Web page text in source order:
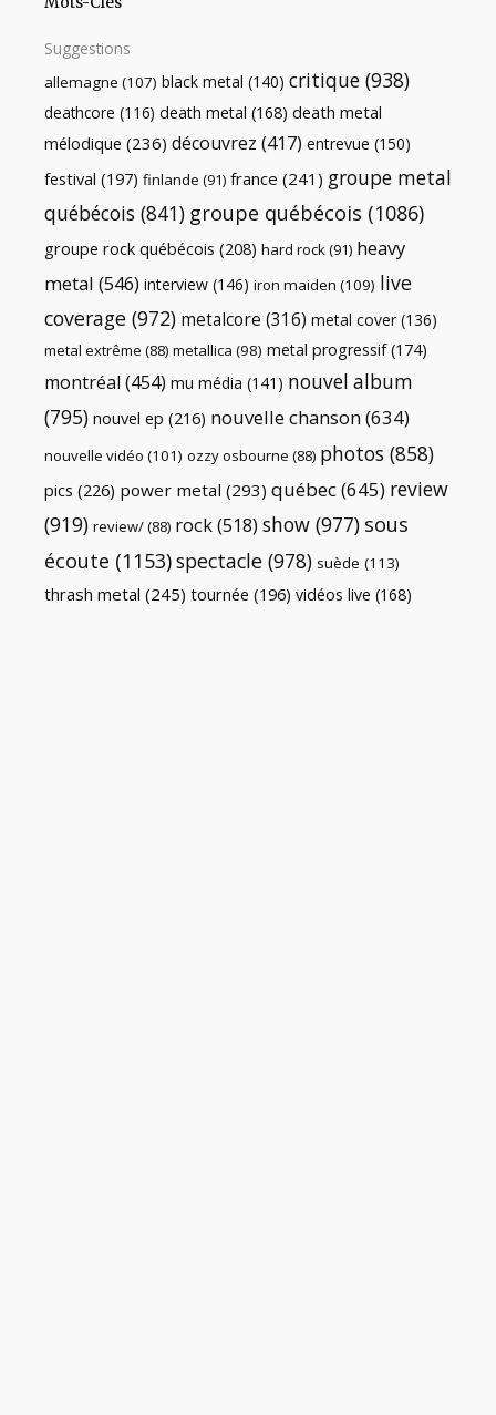
Suggestions
allemagne (107) black metal (140) critique (938)
deathcore (116) death metal (168) death metal
mélodique (236) découvrez (417) entrevue (150)
festival (197) finlande (91) france (241) groupe metal
québécois (841) groupe québécois (1086)
groupe rock québécois (208) hard rock(91) heavy
metal (546) interview (146) iron maiden (109) live
coverage (972) metalcore (316) metal cover (136)
metal extrême (88) metallica (98) metal progressif(174)
montréal (454) mu média (141) nouvel album
(795) nouvel ep (216) nouvelle chanson(634)
nouvelle vidéo (101) ozzy osbourne (88) photos (858)
pics (226) power metal (293) québec(645) review
(919) review/(88) rock(518) show (977) sous
écoute (1153)spectacle (978) suède (113)
thrash metal (245) tournée (196) vidéos live (168)